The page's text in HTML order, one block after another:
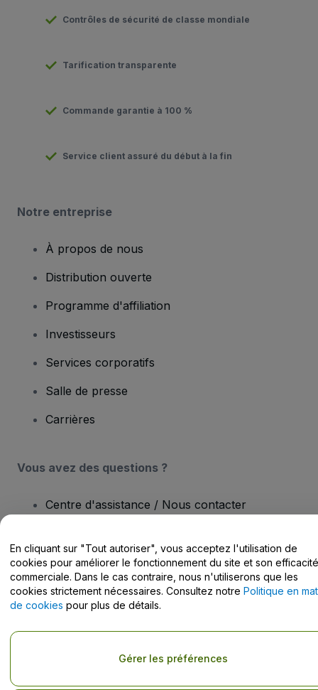
Contrôles de sécurité de classe mondiale
Tarification transparente
Commande garantie à 100 %
Service client assuré du début à la fin
Notre entreprise
À propos de nous
Distribution ouverte
Programme d'affiliation
Investisseurs
Services corporatifs
Salle de presse
Carrières
Vous avez des questions ?
Centre d'assistance / Nous contacter
Copyright © viagogo GmbH 2026
Informations sur l'entreprise
En utilisant ce site web, vous acceptez lesConditions générales , la
Politique de confidentialité, laPolitique en matière de cookies
Do Not Share My Personal Information/Your Privacy Choices
En cliquant sur "Tout autoriser", vous acceptez l'utilisation de
cookies pour améliorer le fonctionnement du site et son efficacité
commerciale. Dans le cas contraire, nous n'utiliserons que les
cookies strictement nécessaires. Consultez notre Politique en
de cookies pour plus de détails.
Gérer les préférences